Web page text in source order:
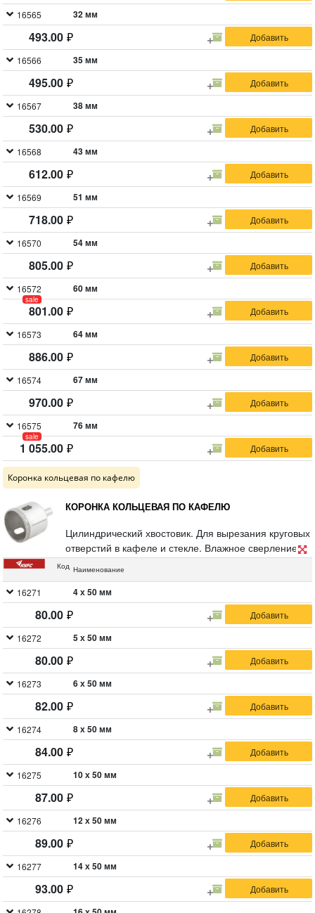
16565 32 мм
493.00
16566 35 мм
495.00
16567 38 мм
530.00
16568 43 мм
612.00
16569 51 мм
718.00
16570 54 мм
805.00
16572
sale
60 мм
801.00
16573 64 мм
886.00
16574 67 мм
970.00
16575
sale
76 мм
1 055.00
Коронка кольцевая по кафелю
КОРОНКА КОЛЬЦЕВАЯ ПО КАФЕЛЮ
Цилиндрический хвостовик. Для вырезания круговых
отверстий в кафеле и стекле. Влажное сверление.
Глубина пропила 30 мм. Материал:
порошок из технических алмазов. Упаковка: блистер.
Код Наименование
16271 4 х 50 мм
80.00
16272 5 х 50 мм
80.00
16273 6 х 50 мм
82.00
16274 8 х 50 мм
84.00
16275 10 х 50 мм
87.00
16276 12 х 50 мм
89.00
16277 14 х 50 мм
93.00